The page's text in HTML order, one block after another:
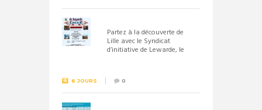
Partez à la découverte de
Lille avec le Syndicat
d’initiative de Lewarde, le
6 JOURS 0